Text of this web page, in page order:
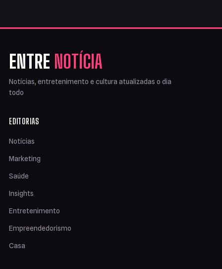
ENTRE NOTÍCIA
Notícias, entretenimento e cultura atualizadas o dia
todo
EDITORIAS
Notícias
Marketing
Saúde
Insights
Entretenimento
Empreendedorismo
Casa